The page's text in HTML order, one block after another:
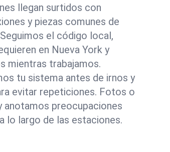
llegan surtidos con
y piezas comunes de
el código local,
en Nueva York y
mientras trabajamos.
tu sistema antes de irnos y
evitar repeticiones. Fotos o
anotamos preocupaciones
lo largo de las estaciones.